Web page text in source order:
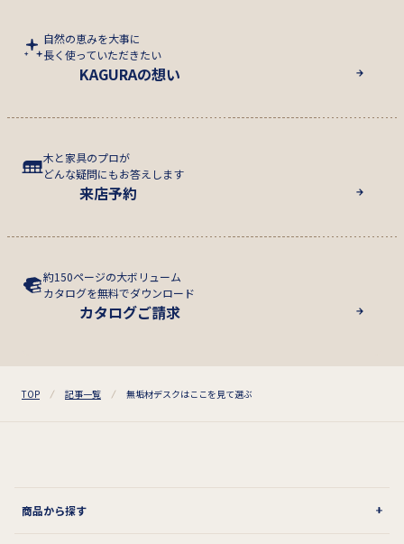
自然の恵みを大事に
長く使っていただきたい
KAGURAの想い
木と家具のプロが
どんな疑問にもお答えします
来店予約
約150ページの大ボリューム
カタログを無料でダウンロード
カタログご請求
TOP 記事一覧 無垢材デスクはここを見て選ぶ
商品から探す